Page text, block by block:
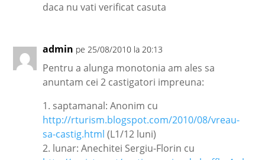
daca nu vati verificat casuta
admin pe 25/08/2010 la 20:13
Pentru a alunga monotonia am ales sa
anuntam cei 2 castigatori impreuna:
1. saptamanal: Anonim cu
http://rturism.blogspot.com/2010/08/vreau-
sa-castig.html (L1/12 luni)
2. lunar: Anechitei Sergiu-Florin cu